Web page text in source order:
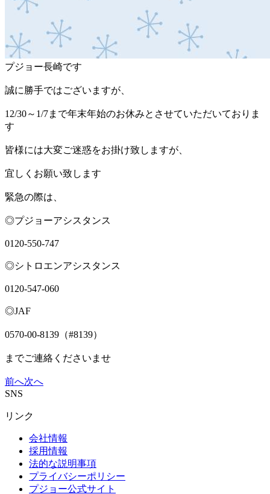
プジョー長崎です
誠に勝手ではございますが、
12/30～1/7まで年末年始のお休みとさせていただいておりま
す
皆様には大変ご迷惑をお掛け致しますが、
宜しくお願い致します
緊急の際は、
◎プジョーアシスタンス
0120-550-747
◎シトロエンアシスタンス
0120-547-060
◎JAF
0570-00-8139（#8139）
までご連絡くださいませ⁡
前へ次へ
SNS
リンク
会社情報
採用情報
法的な説明事項
プライバシーポリシー
プジョー公式サイト